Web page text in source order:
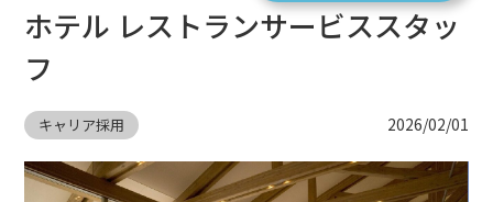
ホテル レストランサービススタッ
フ
キャリア採用 2026/02/01